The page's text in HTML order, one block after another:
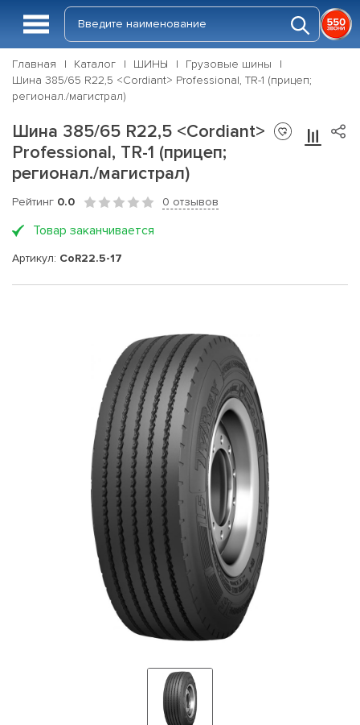
Главная Каталог ШИНЫ
Грузовые шины
Шина 385/65 R22,5 <Cordiant> Professional, TR-1 (прицеп;
регионал./магистрал)
Шина 385/65 R22,5 <Cordiant>
Professional, TR-1 (прицеп;
регионал./магистрал)
Рейтинг 0.0 0 отзывов
Товар заканчивается
Артикул: CoR22.5-17